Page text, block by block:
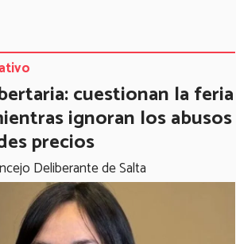
cuestionan la feria
ignoran los abusos
precios
Deliberante de Salta